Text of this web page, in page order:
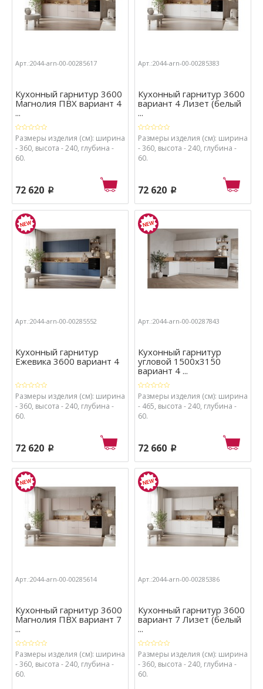
Арт.:2044-arn-00-00285617
Кухонный гарнитур 3600
Магнолия ПВХ вариант 4
...
Размеры изделия (см): ширина
- 360, высота - 240, глубина -
60.
72 620 p
Арт.:2044-arn-00-00285383
Кухонный гарнитур 3600
вариант 4 Лизет (белый
...
Размеры изделия (см): ширина
- 360, высота - 240, глубина -
60.
72 620 p
Арт.:2044-arn-00-00285552
Кухонный гарнитур
Ежевика 3600 вариант 4
Размеры изделия (см): ширина
- 360, высота - 240, глубина -
60.
72 620 p
Арт.:2044-arn-00-00287843
Кухонный гарнитур
угловой 1500х3150
вариант 4 ...
Размеры изделия (см): ширина
- 465, высота - 240, глубина -
60.
72 660 p
Арт.:2044-arn-00-00285614
Кухонный гарнитур 3600
Магнолия ПВХ вариант 7
...
Размеры изделия (см): ширина
- 360, высота - 240, глубина -
60.
Арт.:2044-arn-00-00285386
Кухонный гарнитур 3600
вариант 7 Лизет (белый
...
Размеры изделия (см): ширина
- 360, высота - 240, глубина -
60.